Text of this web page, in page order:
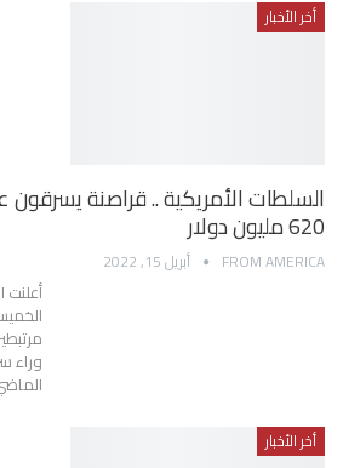
أخر الأخبار
السلطات الأمريكية .. قراصنة
620 مليون دولار
FROM AMERICA أبريل 15, 2022
وراء
الماضي
أخر الأخبار